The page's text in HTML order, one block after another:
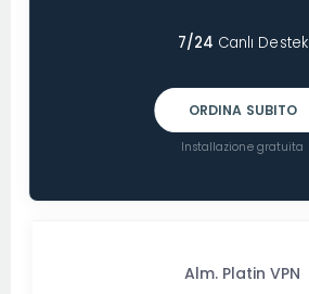
7/24 Canlı Destek
ORDINA SUBITO
Installazione gratuita
Alm. Platin VPN